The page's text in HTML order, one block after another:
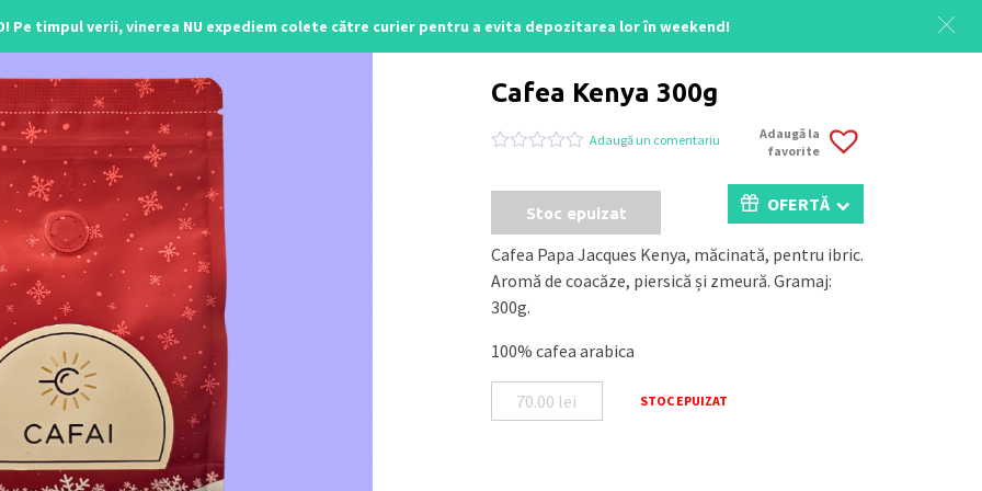
Pe timpul verii, vinerea NU expediem colete către curier pentru a evita depozitarea lor în weekend!
Cafea Kenya 300g
5
pe
a
evaluări
clienți
Adaugă un comentariu
Adaugă la
favorite
Stoc epuizat OFERTĂ
Cafea Papa Jacques Kenya, măcinată, pentru ibric.
Aromă de coacăze, piersică și zmeură. Gramaj:
300g.
100% cafea arabica
70.00 lei STOC EPUIZAT